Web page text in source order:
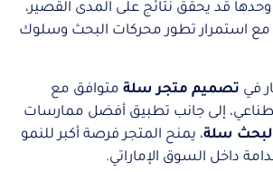
وحدها قد يحقق نتائج على المدى القصير،
مع استمرار تطور محركات البحث وسلوك
في تصميم متجر سلة متوافق مع
إلى جانب تطبيق أفضل ممارسات
سلة، يمنح المتجر فرصة أكبر للنمو
داخل السوق الإماراتي.